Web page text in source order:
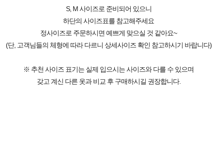
S, M 사이즈로 준비되어 있으니
하단의 사이즈표를 참고해주세요
정사이즈로 주문하시면 예쁘게 맞으실 것 같아요~
(단, 고객님들의 체형에 따라 다르니 상세사이즈 확인 참고하시기 바랍니다)
※ 추천 사이즈 표기는 실제 입으시는 사이즈와 다를 수 있으며
갖고 계신 다른 옷과 비교 후 구매하시길 권장합니다.